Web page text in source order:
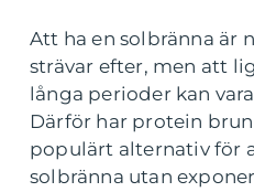
Att ha en solbränna är
strävar efter, men att
långa perioder kan
Därför har protein
populärt alternativ för
solbränna utan